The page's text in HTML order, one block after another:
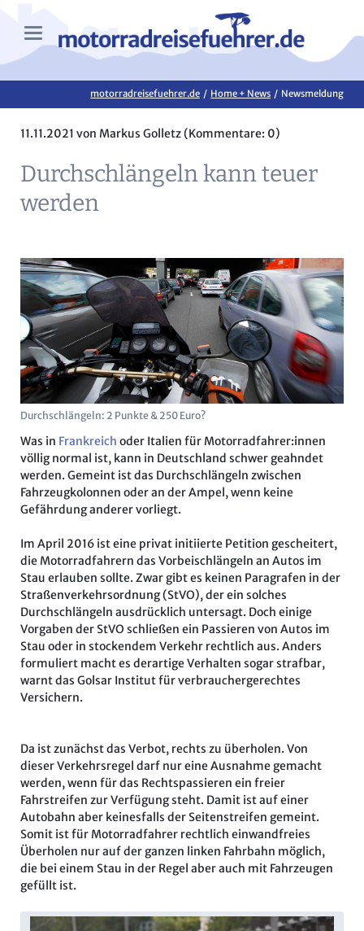
motorradreisefuehrer.de Home + News Newsmeldung
11.11.2021 von Markus Golletz (Kommentare: 0)
Durchschlängeln kann teuer
werden
Durchschlängeln: 2 Punkte & 250 Euro?
Was in Frankreich oder Italien für Motorradfahrer:innen
völlig normal ist, kann in Deutschland schwer geahndet
werden. Gemeint ist das Durchschlängeln zwischen
Fahrzeugkolonnen oder an der Ampel, wenn keine
Gefährdung anderer vorliegt.
Im April 2016 ist eine privat initiierte Petition gescheitert,
die Motorradfahrern das Vorbeischlängeln an Autos im
Stau erlauben sollte. Zwar gibt es keinen Paragrafen in der
Straßenverkehrsordnung (StVO), der ein solches
Durchschlängeln ausdrücklich untersagt. Doch einige
Vorgaben der StVO schließen ein Passieren von Autos im
Stau oder in stockendem Verkehr rechtlich aus. Anders
formuliert macht es derartige Verhalten sogar strafbar,
warnt das Golsar Institut für verbrauchergerechtes
Versichern.
Da ist zunächst das Verbot, rechts zu überholen. Von
dieser Verkehrsregel darf nur eine Ausnahme gemacht
werden, wenn für das Rechtspassieren ein freier
Fahrstreifen zur Verfügung steht. Damit ist auf einer
Autobahn aber keinesfalls der Seitenstreifen gemeint.
Somit ist für Motorradfahrer rechtlich einwandfreies
Überholen nur auf der ganzen linken Fahrbahn möglich,
die bei einem Stau in der Regel aber auch mit Fahrzeugen
gefüllt ist.